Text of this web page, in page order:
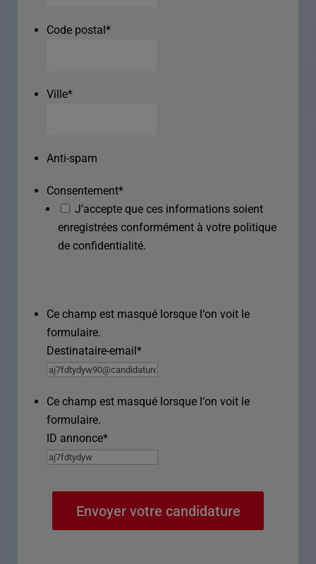
Code postal*
Ville*
Anti-spam
Consentement*
J’accepte que ces informations soient
enregistrées conformément à votre politique
de confidentialité.
Ce champ est masqué lorsque l‘on voit le
formulaire.
Destinataire-email*
Ce champ est masqué lorsque l‘on voit le
formulaire.
ID annonce*